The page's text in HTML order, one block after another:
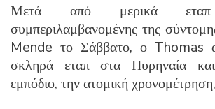
Μετά από μερικά εταπ
συμπεριλαμβανομένης της
Mende το Σάββατο, ο Thomas
σκληρά εταπ στα Πυρηναία
εμπόδιο, την ατομική